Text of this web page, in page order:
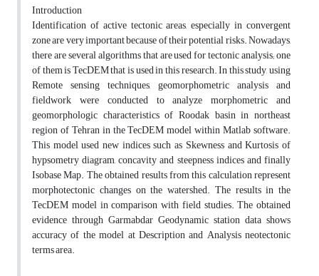
Introduction
Identification of active tectonic areas, especially in convergent
zone are very important because of their potential risks. Nowadays,
there are several algorithms that are used for tectonic analysis; one
of them is TecDEM that is used in this research. In this study, using
Remote sensing techniques, geomorphometric analysis and
fieldwork were conducted to analyze morphometric and
geomorphologic characteristics of Roodak basin in northeast
region of Tehran in the TecDEM model within Matlab software.
This model used new indices such as Skewness and Kurtosis of
hypsometry diagram, concavity and steepness indices and finally
Isobase Map. The obtained results from this calculation represent
morphotectonic changes on the watershed. The results in the
TecDEM model in comparison with field studies. The obtained
evidence through Garmabdar Geodynamic station data shows
accuracy of the model at Description and Analysis neotectonic
terms area.